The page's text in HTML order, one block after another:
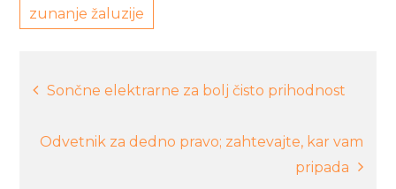
zunanje žaluzije
Navigacija
prispevka
Sončne elektrarne za bolj čisto prihodnost
Odvetnik za dedno pravo; zahtevajte, kar vam
pripada